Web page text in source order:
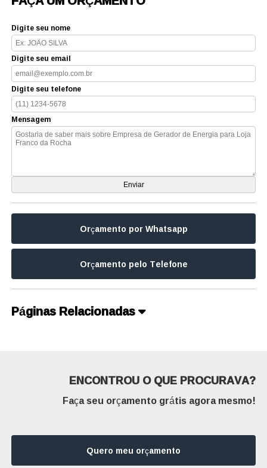
Digite seu nome
Digite seu email
Digite seu telefone
Mensagem
Orçamento por Whatsapp
Orçamento pelo Telefone
Páginas Relacionadas
ENCONTROU O QUE PROCURAVA?
Faça seu orçamento grátis agora mesmo!
Quero meu orçamento